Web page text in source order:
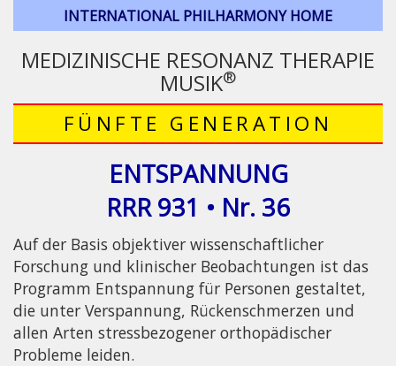
INTERNATIONAL PHILHARMONY HOME
MEDIZINISCHE RESONANZ THERAPIE
MUSIK®
FÜNFTE GENERATION
ENTSPANNUNG
RRR 931 • Nr. 36
Auf der Basis objektiver wissenschaftlicher
Forschung und klinischer Beobachtungen ist das
Programm Entspannung für Personen gestaltet,
die unter Verspannung, Rückenschmerzen und
allen Arten stressbezogener orthopädischer
Probleme leiden.